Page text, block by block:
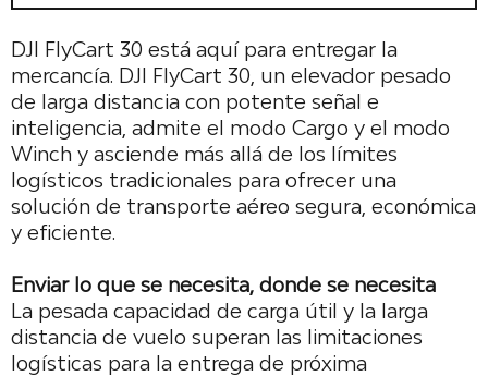
DJI FlyCart 30 está aquí para entregar la
mercancía. DJI FlyCart 30, un elevador pesado
de larga distancia con potente señal e
inteligencia, admite el modo Cargo y el modo
Winch y asciende más allá de los límites
logísticos tradicionales para ofrecer una
solución de transporte aéreo segura, económica
y eficiente.
Enviar lo que se necesita, donde se necesita
La pesada capacidad de carga útil y la larga
distancia de vuelo superan las limitaciones
logísticas para la entrega de próxima